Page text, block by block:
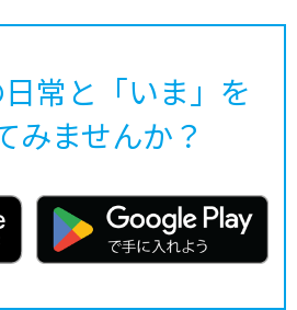
常と「いま」を
みませんか？